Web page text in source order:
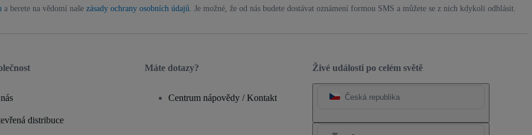
a berete na vědomí naše zásady ochrany osobních údajů. Je možné, že od nás budete dostávat oznámení formou SMS a můžete se z nich kdykoli odhlásit.
Živé události po celém světě
Česká republika
distribuce
Máte dotazy?
Centrum nápovědy / Kontakt